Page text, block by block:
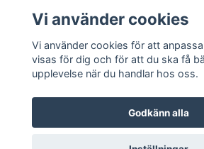
Vanliga frågor
Miljöarbete
Vi använder cookies
Vi använder cookies för att
visas för dig och för att du ska få
upplevelse när du handlar hos oss.
Godkänn alla